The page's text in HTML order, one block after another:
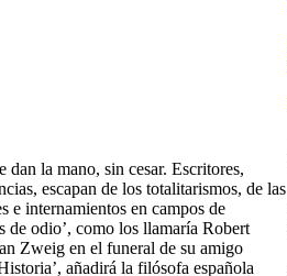
la mano, sin cesar. Escritores,
escapan de los totalitarismos, de las
e internamientos en campos de
de odio’, como los llamaría Robert
Zweig en el funeral de su amigo
añadirá la filósofa española